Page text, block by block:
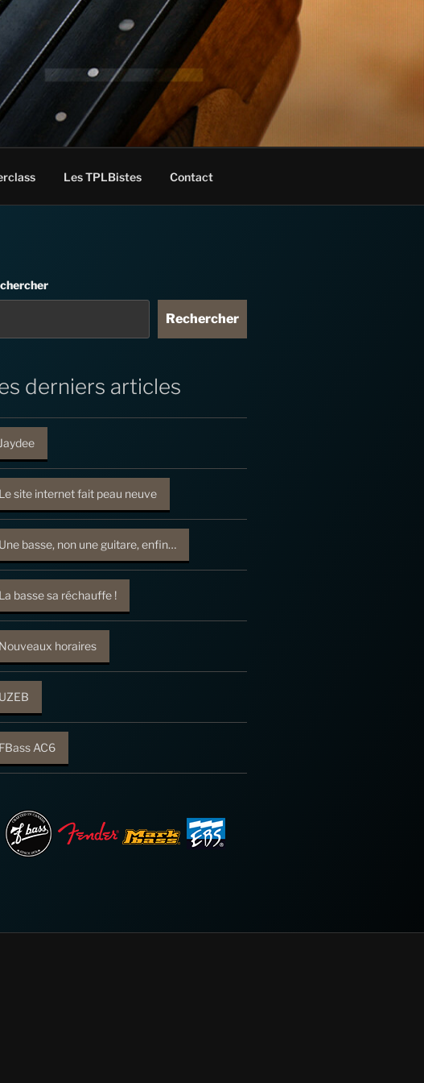
Les TPLBistes Contact
Rechercher
derniers articles
Jaydee
Le site internet fait peau neuve
Une basse, non une guitare, enfin…
La basse sa réchauffe !
Nouveaux horaires
UZEB
FBass AC6